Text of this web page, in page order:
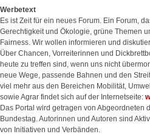
Werbetext
Es ist Zeit für ein neues Forum. Ein Forum,
Gerechtigkeit und Ökologie, grüne Themen
Fairness. Wir wollen informieren und
Über Chancen, Vorreiterinnen und
heute zu treffen sind, wenn uns nicht
neue Wege, passende Bahnen und den
viel mehr aus den Bereichen Mobilität,
sowie Agrar findet sich auf der Internetseite:
Das Portal wird getragen von Abgeordneten
Bundestag. Autorinnen und Autoren sind
von Initiativen und Verbänden.